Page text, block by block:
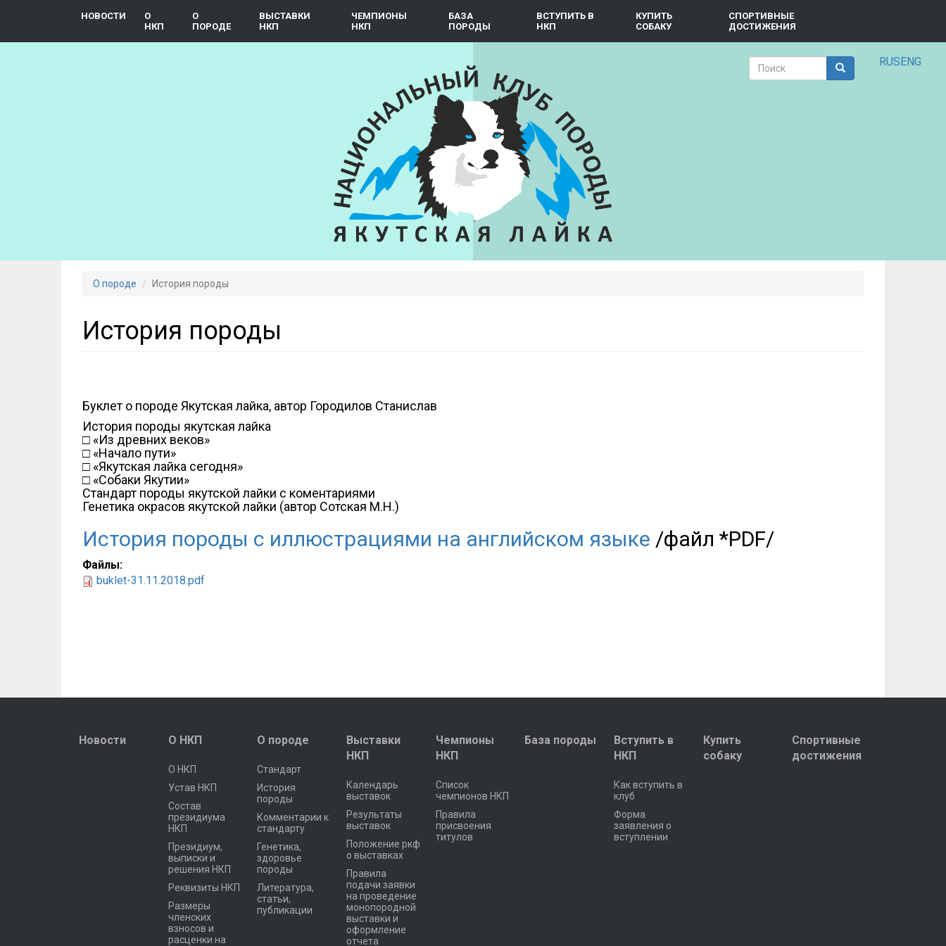
НОВОСТИ
О
НКП
О
ПОРОДЕ
ВЫСТАВКИ
НКП
ЧЕМПИОНЫ
НКП
БАЗА
ПОРОДЫ
ВСТУПИТЬ В
НКП
КУПИТЬ
СОБАКУ
СПОРТИВНЫЕ
ДОСТИЖЕНИЯ
Форма
RUSENG
О породе История породы
История породы
Буклет о породе Якутская лайка, автор Городилов Станислав
История породы якутская лайка
□ «Из древних веков»
□ «Начало пути»
□ «Якутская лайка сегодня»
□ «Собаки Якутии»
Стандарт породы якутской лайки с коментариями
Генетика окрасов якутской лайки (автор Сотская М.Н.)
История породы с иллюстрациями на английском языке /файл *PDF/
Файлы:
buklet-31.11.2018.pdf
Новости О НКП
О НКП
Устав НКП
Состав
президиума
НКП
Президиум,
выписки и
решения НКП
Реквизиты НКП
Размеры
членских
взносов и
расценки на
О породе
Стандарт
История
породы
Комментарии к
стандарту
Генетика,
здоровье
породы
Литература,
статьи,
публикации
Выставки
НКП
Календарь
выставок
Результаты
выставок
Положение ркф
о выставках
Правила
подачи заявки
на проведение
монопородной
выставки и
оформление
отчета
Чемпионы
НКП
Список
чемпионов НКП
Правила
присвоения
титулов
База породы
Вступить в
НКП
Как вступить в
клуб
Форма
заявления о
вступлении
Купить
собаку
Спортивные
достижения